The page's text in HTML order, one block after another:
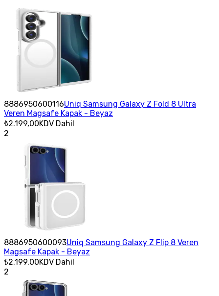
8886950600116Uniq Samsung Galaxy Z Fold 8 Ultra
Veren Magsafe Kapak - Beyaz
₺2.199,00KDV Dahil
2
8886950600093Uniq Samsung Galaxy Z Flip 8 Veren
Magsafe Kapak - Beyaz
₺2.199,00KDV Dahil
2